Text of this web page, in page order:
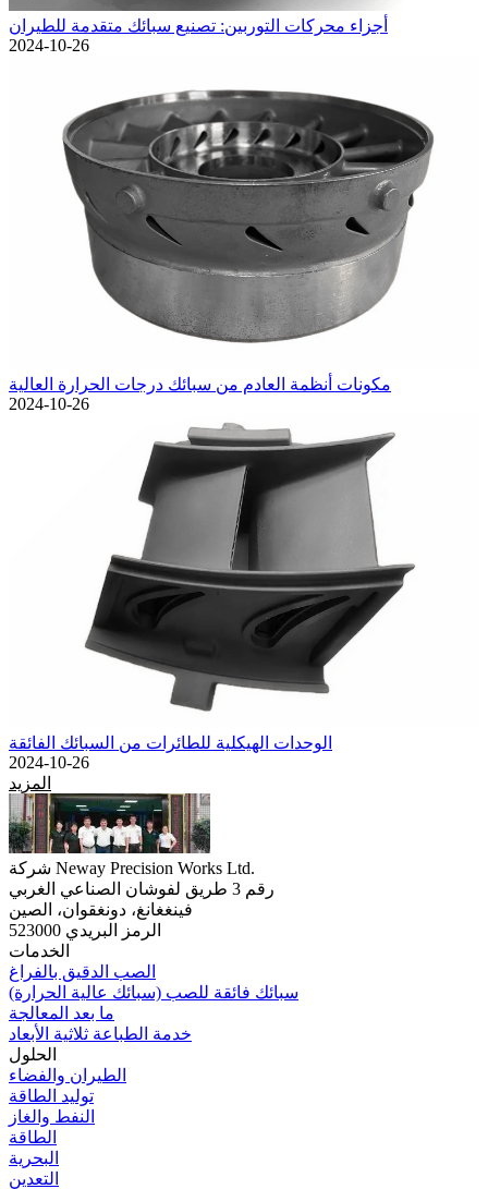
أجزاء محركات التوربين: تصنيع سبائك متقدمة للطيران
2024-10-26
مكونات أنظمة العادم من سبائك درجات الحرارة العالية
2024-10-26
الوحدات الهيكلية للطائرات من السبائك الفائقة
2024-10-26
المزيد
شركة Neway Precision Works Ltd.
رقم 3 طريق لفوشان الصناعي الغربي
فينغغانغ، دونغقوان، الصين
الرمز البريدي 523000
الخدمات
الصب الدقيق بالفراغ
سبائك فائقة للصب (سبائك عالية الحرارة)
ما بعد المعالجة
خدمة الطباعة ثلاثية الأبعاد
الحلول
الطيران والفضاء
توليد الطاقة
النفط والغاز
الطاقة
البحرية
التعدين